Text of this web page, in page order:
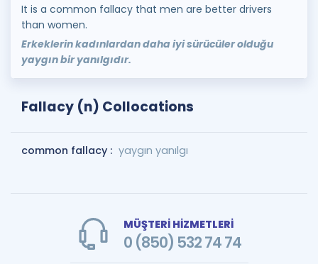
It is a common fallacy that men are better drivers
than women.
Erkeklerin kadınlardan daha iyi sürücüler olduğu
yaygın bir yanılgıdır.
Fallacy (n) Collocations
common fallacy : yaygın yanılgı
MÜŞTERİ HİZMETLERİ
0 (850) 532 74 74